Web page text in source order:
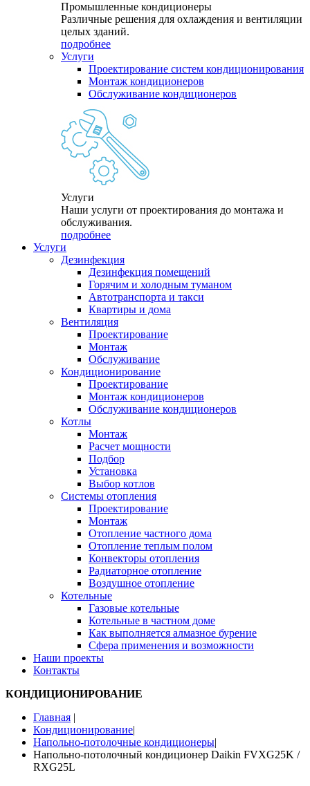
Промышленные кондиционеры
Различные решения для охлаждения и вентиляции
целых зданий.
подробнее
Услуги
Проектирование систем кондиционирования
Монтаж кондиционеров
Обслуживание кондиционеров
Услуги
Наши услуги от проектирования до монтажа и
обслуживания.
подробнее
Услуги
Дезинфекция
Дезинфекция помещений
Горячим и холодным туманом
Автотранспорта и такси
Квартиры и дома
Вентиляция
Проектирование
Монтаж
Обслуживание
Кондиционирование
Проектирование
Монтаж кондиционеров
Обслуживание кондиционеров
Котлы
Монтаж
Расчет мощности
Подбор
Установка
Выбор котлов
Системы отопления
Проектирование
Монтаж
Отопление частного дома
Отопление теплым полом
Конвекторы отопления
Радиаторное отопление
Воздушное отопление
Котельные
Газовые котельные
Котельные в частном доме
Как выполняется алмазное бурение
Сфера применения и возможности
Наши проекты
Контакты
КОНДИЦИОНИРОВАНИЕ
Главная |
Кондиционирование|
Напольно-потолочные кондиционеры|
Напольно-потолочный кондиционер Daikin FVXG25K /
RXG25L